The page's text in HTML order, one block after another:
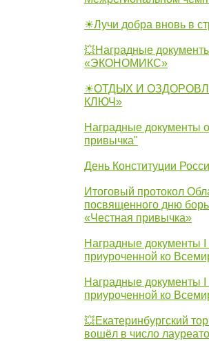
☀Лучи добра вновь в
💥Наградные
«ЭКОНОМИКС»
☀ОТДЫХ И
КЛЮЧ»
Наградные документы
привычка"
День Конституции
Итоговый протокол
посвященного дню
«Честная привычка»
Наградные документы
приуроченной ко
Наградные документы
приуроченной ко
💥Екатеринбургский
вошёл в число